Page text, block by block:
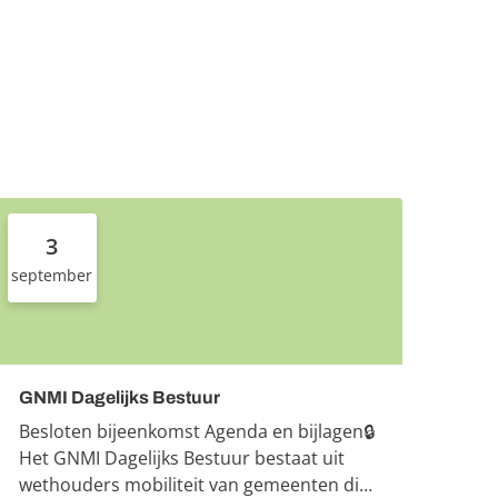
3
september
GNMI Dagelijks Bestuur
Besloten bijeenkomst Agenda en bijlagen🔒
Het GNMI Dagelijks Bestuur bestaat uit
wethouders mobiliteit van gemeenten die